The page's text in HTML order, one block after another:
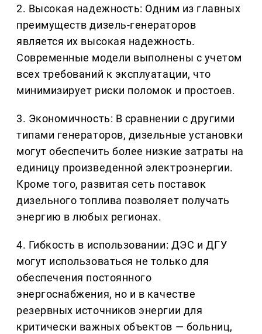
2. Высокая надежность: Одним из главных
преимуществ дизель-генераторов
является их высокая надежность.
Современные модели выполнены с учетом
всех требований к эксплуатации, что
минимизирует риски поломок и простоев.
3. Экономичность: В сравнении с другими
типами генераторов, дизельные установки
могут обеспечить более низкие затраты на
единицу произведенной электроэнергии.
Кроме того, развитая сеть поставок
дизельного топлива позволяет получать
энергию в любых регионах.
4. Гибкость в использовании: ДЭС и ДГУ
могут использоваться не только для
обеспечения постоянного
энергоснабжения, но и в качестве
резервных источников энергии для
критически важных объектов — больниц,